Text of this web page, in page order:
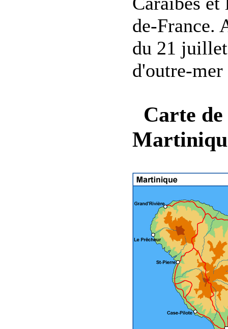
de-France.
du 21
d'outre-
Carte